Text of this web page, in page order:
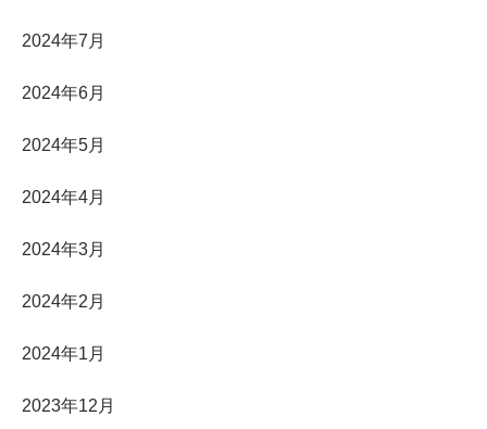
2024年7月
2024年6月
2024年5月
2024年4月
2024年3月
2024年2月
2024年1月
2023年12月